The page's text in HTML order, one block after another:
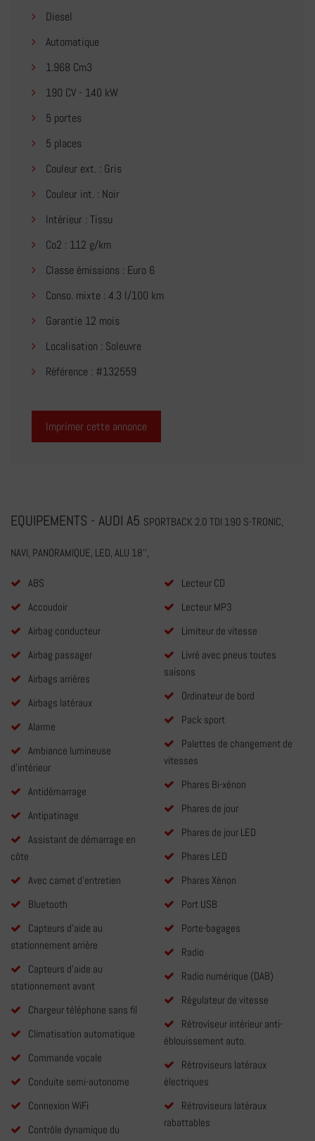
Diesel
Automatique
1.968 Cm3
190 CV - 140 kW
5 portes
5 places
Couleur ext. : Gris
Couleur int. : Noir
Intérieur : Tissu
Co2 : 112 g/km
Classe émissions : Euro 6
Conso. mixte : 4.3 l/100 km
Garantie 12 mois
Localisation : Soleuvre
Référence : #132559
Imprimer cette annonce
EQUIPEMENTS - AUDI A5 SPORTBACK 2.0 TDI 190 S-TRONIC,
NAVI, PANORAMIQUE, LED, ALU 18'',
ABS
Accoudoir
Airbag conducteur
Airbag passager
Airbags arrières
Airbags latéraux
Alarme
Ambiance lumineuse
d'intérieur
Antidémarrage
Antipatinage
Assistant de démarrage en
côte
Avec carnet d'entretien
Bluetooth
Capteurs d'aide au
stationnement arrière
Capteurs d'aide au
stationnement avant
Chargeur téléphone sans fil
Climatisation automatique
Commande vocale
Conduite semi-autonome
Connexion WiFi
Contrôle dynamique du
Lecteur CD
Lecteur MP3
Limiteur de vitesse
Livré avec pneus toutes
saisons
Ordinateur de bord
Pack sport
Palettes de changement de
vitesses
Phares Bi-xénon
Phares de jour
Phares de jour LED
Phares LED
Phares Xénon
Port USB
Porte-bagages
Radio
Radio numérique (DAB)
Régulateur de vitesse
Rétroviseur intérieur anti-
éblouissement auto.
Rétroviseurs latéraux
électriques
Rétroviseurs latéraux
rabattables